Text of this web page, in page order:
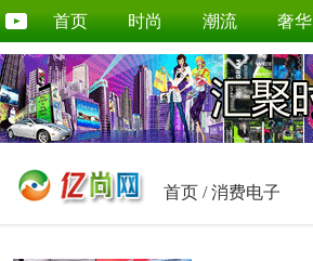
首页 时尚 潮流 奢华
首页 /消费电子